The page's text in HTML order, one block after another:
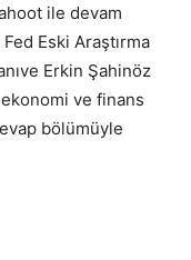
ile devam
Eski Araştırma
Erkin Şahinöz
ve finans
bölümüyle